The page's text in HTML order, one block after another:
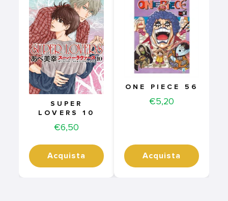
SUPER
LOVERS 10
Price
€6,50
Acquista
ONE PIECE 56
Price
€5,20
Acquista